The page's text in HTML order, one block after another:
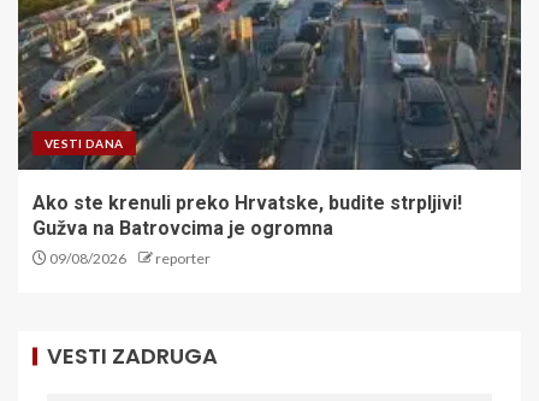
VESTI DANA
Ako ste krenuli preko Hrvatske, budite strpljivi!
Gužva na Batrovcima je ogromna
09/08/2026 reporter
VESTI ZADRUGA